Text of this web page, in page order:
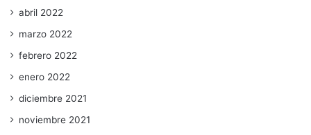
abril 2022
marzo 2022
febrero 2022
enero 2022
diciembre 2021
noviembre 2021